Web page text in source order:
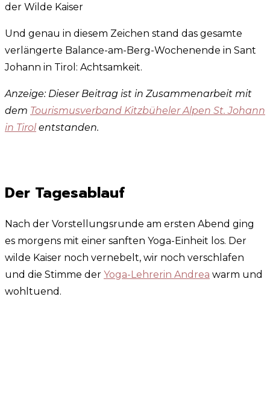
der Wilde Kaiser
Und genau in diesem Zeichen stand das gesamte
verlängerte Balance-am-Berg-Wochenende in Sant
Johann in Tirol: Achtsamkeit.
Anzeige: Dieser Beitrag ist in Zusammenarbeit mit
dem Tourismusverband Kitzbüheler Alpen St. Johann
in Tirolentstanden.
Der Tagesablauf
Nach der Vorstellungsrunde am ersten Abend ging
es morgens mit einer sanften Yoga-Einheit los. Der
wilde Kaiser noch vernebelt, wir noch verschlafen
und die Stimme der Yoga-Lehrerin Andrea warm und
wohltuend.